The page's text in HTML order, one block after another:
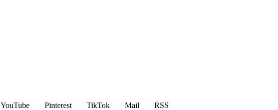
YouTube Pinterest TikTok Mail
RSS